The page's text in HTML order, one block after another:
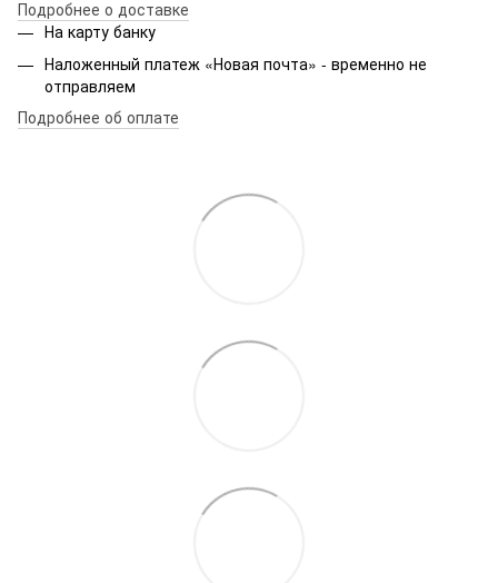
Подробнее о доставке
На карту банку
Наложенный платеж «Новая почта» - временно не
отправляем
Подробнее об оплате